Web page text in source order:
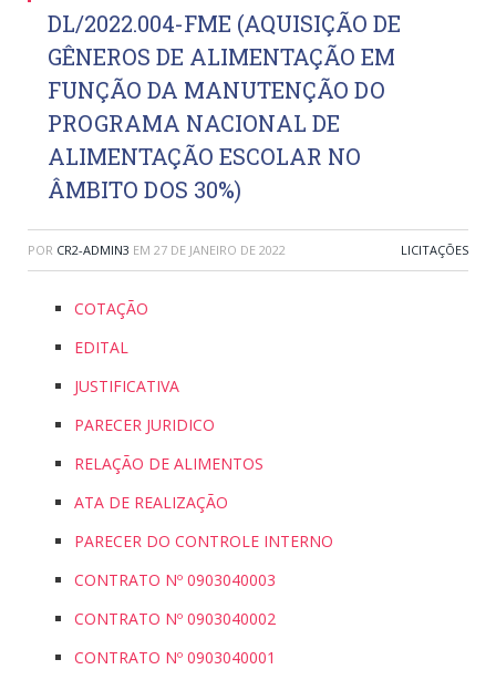
DL/2022.004-FME (AQUISIÇÃO DE
GÊNEROS DE ALIMENTAÇÃO EM
FUNÇÃO DA MANUTENÇÃO DO
PROGRAMA NACIONAL DE
ALIMENTAÇÃO ESCOLAR NO
ÂMBITO DOS 30%)
POR CR2-ADMIN3 EM 27 DE JANEIRO DE 2022 LICITAÇÕES
COTAÇÃO
EDITAL
JUSTIFICATIVA
PARECER JURIDICO
RELAÇÃO DE ALIMENTOS
ATA DE REALIZAÇÃO
PARECER DO CONTROLE INTERNO
CONTRATO Nº 0903040003
CONTRATO Nº 0903040002
CONTRATO Nº 0903040001